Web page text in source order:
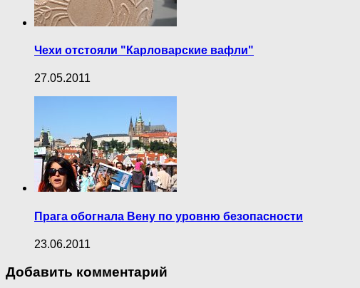
Чехи отстояли "Карловарские вафли"
27.05.2011
Прага обогнала Вену по уровню безопасности
23.06.2011
Добавить комментарий